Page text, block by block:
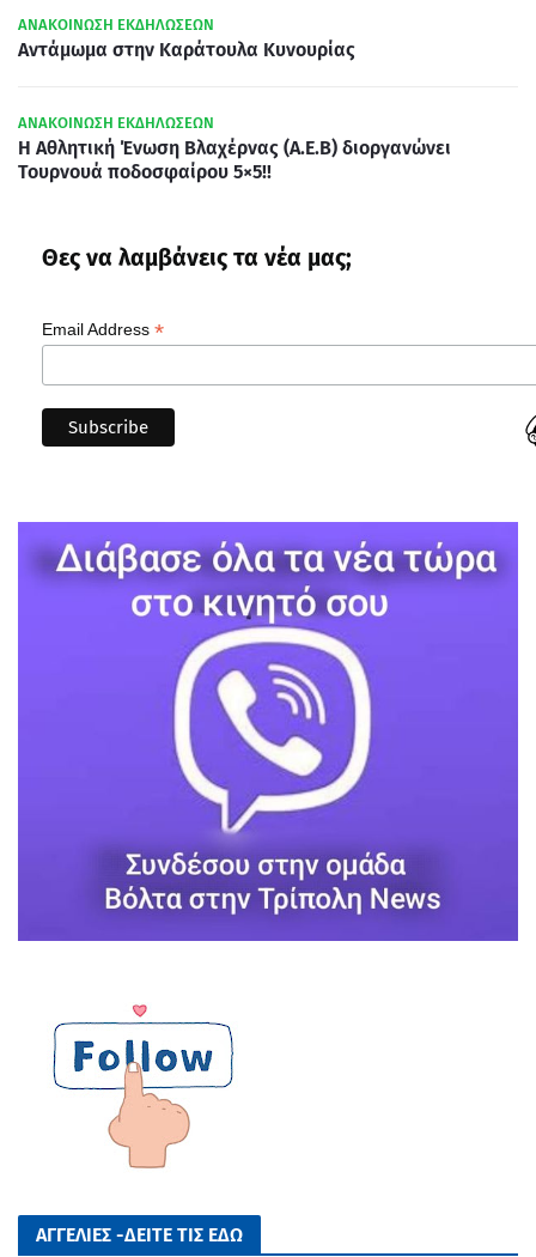
ΑΝΑΚΟΙΝΩΣΗ ΕΚΔΗΛΩΣΕΩΝ
Αντάμωμα στην Καράτουλα Κυνουρίας
ΑΝΑΚΟΙΝΩΣΗ ΕΚΔΗΛΩΣΕΩΝ
Η Αθλητική Ένωση Βλαχέρνας (Α.Ε.Β) διοργανώνει
Τουρνουά ποδοσφαίρου 5×5!!
Θες να λαμβάνεις τα νέα μας;
Email Address *
ΑΓΓΕΛΙΕΣ -ΔΕΙΤΕ ΤΙΣ ΕΔΩ